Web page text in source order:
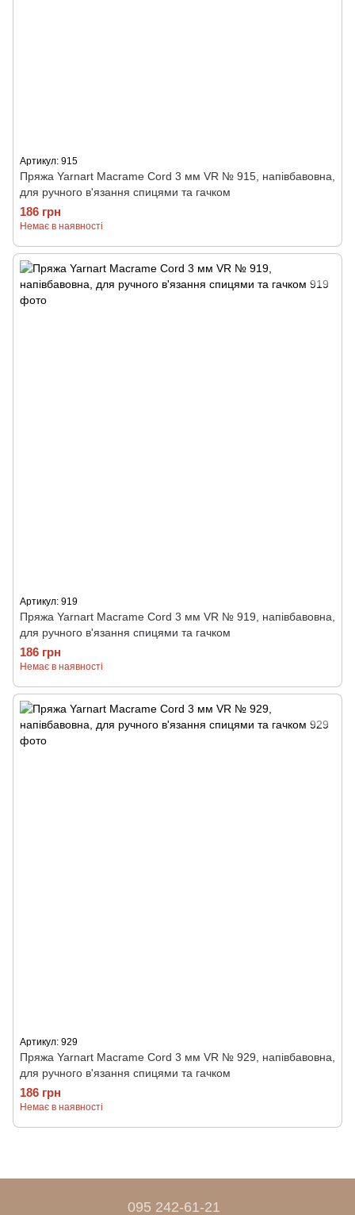
Артикул: 915
Пряжа Yarnart Macrame Cord 3 мм VR № 915, напівбавовна,
для ручного в'язання спицями та гачком
186 грн
Немає в наявності
Артикул: 919
Пряжа Yarnart Macrame Cord 3 мм VR № 919, напівбавовна,
для ручного в'язання спицями та гачком
186 грн
Немає в наявності
Артикул: 929
Пряжа Yarnart Macrame Cord 3 мм VR № 929, напівбавовна,
для ручного в'язання спицями та гачком
186 грн
Немає в наявності
095 242-61-21